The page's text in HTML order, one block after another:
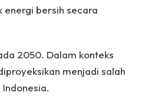
energi bersih secara
2050. Dalam konteks
menjadi salah